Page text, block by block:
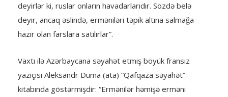
deyirlər ki, ruslar onların havadarlarıdır. Sözdə belə
deyir, ancaq əslində, erməniləri təpik altına salmağa
hazır olan farslara satılırlar”.
Vaxtı ilə Azərbaycana səyahət etmiş böyük fransız
yazıçısı Aleksandr Düma (ata) “Qafqaza səyahət”
kitabında göstərmişdir: “Ermənilər həmişə erməni